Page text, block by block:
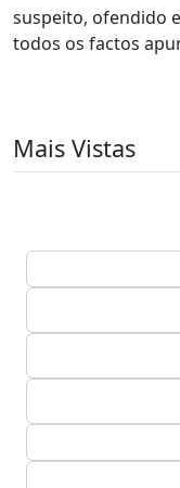
suspeito, ofendido
todos os factos
Mais Vistas